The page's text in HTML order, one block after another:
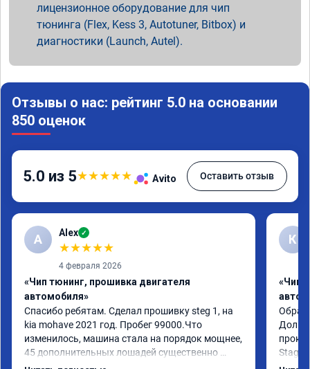
лицензионное оборудование для чип
тюнинга (Flex, Kess 3, Autotuner, Bitbox) и
диагностики (Launch, Autel).
Отзывы о нас: рейтинг 5.0 на основании
850 оценок
5.0 из 5★★★★★ Avito Оставить отзыв
A Alex ✓
★★★★★
4 февраля 2026
«Чип тюнинг, прошивка двигателя
автомобиля»
Спасибо ребятам. Сделал прошивку steg 1, на
kia mohave 2021 год. Пробег 99000.Что
изменилось, машина стала на порядок мощнее,
45 дополнительных лошадей существенно
чувствуется и соответственно крутящего
К
«Чип
Долго
Stage
с